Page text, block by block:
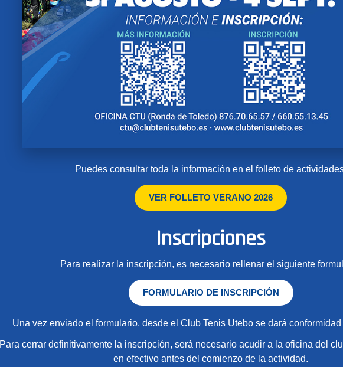
Puedes consultar toda la información en el folleto de
VER FOLLETO VERANO 2026
Inscripciones
Para realizar la inscripción, es necesario rellenar el siguiente
FORMULARIO DE INSCRIPCIÓN
Una vez enviado el formulario, desde el Club Tenis Utebo se dará
Para cerrar definitivamente la inscripción, será necesario acudir a la oficina del
en efectivo antes del comienzo de la actividad.